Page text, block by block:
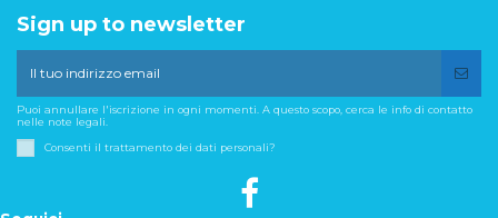
Sign up to newsletter
Puoi annullare l'iscrizione in ogni momenti. A questo scopo, cerca le info di contatto
nelle note legali.
Consenti il trattamento dei dati personali?